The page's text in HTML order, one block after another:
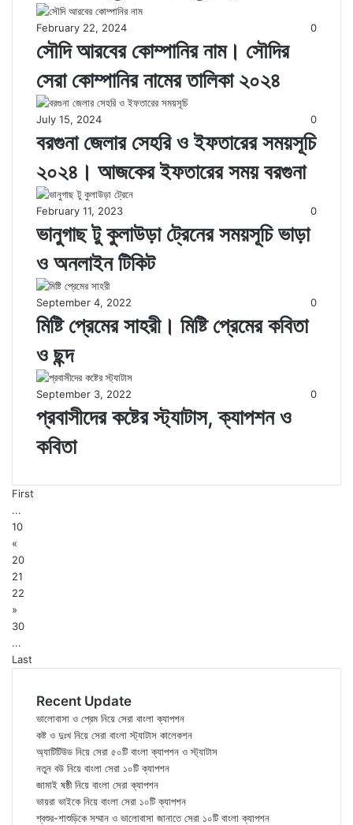
February 22, 2024 0
সৌদি আরবের কোম্পানির নাম। সৌদির
সেরা কোম্পানির নামের তালিকা ২০২৪
July 15, 2024 0
বরগুনা জেলার সেহরি ও ইফতারের সময়সূচি
২০২৪। আজকের ইফতারের সময় বরগুনা
February 11, 2023 0
ভানুগাছ টু কুলাউড়া ট্রেনের সময়সূচি ভাড়া
ও অনলাইন টিকিট
September 4, 2022 0
মিষ্টি প্রেমের সাহরী। মিষ্টি প্রেমের কবিতা
ও ছন্দ
September 3, 2022 0
প্রবাসীদের কষ্টের স্ট্যাটাস, ক্যাপশন ও
কবিতা
First
...
10
«
20
21
22
»
30
...
Last
Recent Update
ভালোবাসা ও প্রেম নিয়ে সেরা বাংলা ক্যাপশন
কষ্ট ও দুঃখ নিয়ে সেরা বাংলা স্ট্যাটাস কালেকশন
অ্যাটিটিউড নিয়ে সেরা ৫০টি বাংলা ক্যাপশন ও স্ট্যাটাস
নতুন বউ নিয়ে বাংলা সেরা ১০টি ক্যাপশন
জামাই ষষ্ঠী নিয়ে বাংলা সেরা ক্যাপশন
ভায়রা ভাইকে নিয়ে বাংলা সেরা ১০টি ক্যাপশন
শ্বশুর-শাশুড়িকে সম্মান ও ভালোবাসা জানাতে সেরা ১০টি বাংলা ক্যাপশন